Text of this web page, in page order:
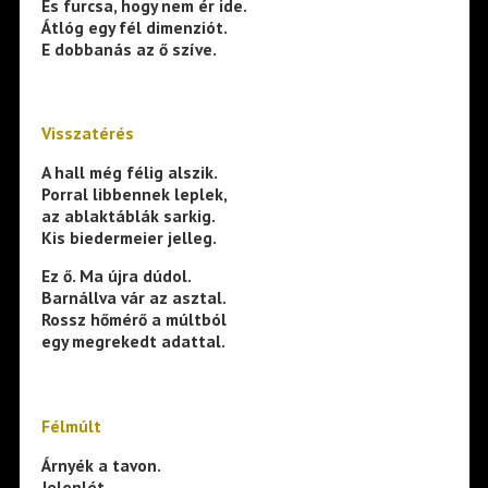
És furcsa, hogy nem ér ide.
Átlóg egy fél dimenziót.
E dobbanás az ő szíve.
Visszatérés
A hall még félig alszik.
Porral libbennek leplek,
az ablaktáblák sarkig.
Kis biedermeier jelleg.
Ez ő. Ma újra dúdol.
Barnállva vár az asztal.
Rossz hőmérő a múltból
egy megrekedt adattal.
Félmúlt
Árnyék a tavon.